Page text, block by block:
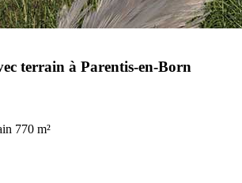
terrain à Parentis-en-Born
770 m²